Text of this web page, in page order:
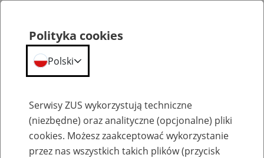
Szkolenia
Polityka cookies
Polski
Serwisy ZUS wykorzystują techniczne
(niezbędne) oraz analityczne (opcjonalne) pliki
cookies. Możesz zaakceptować wykorzystanie
przez nas wszystkich takich plików (przycisk